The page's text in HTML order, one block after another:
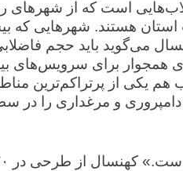
است که از شهر‌های
هستند. شهر‌هایی که
می‌گوید باید حجم
همجوار برای سرویس‌های
هم یکی از پرتراکم‌ترین
دامپروری و مرغداری را در